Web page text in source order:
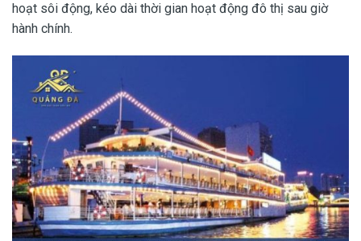
hoạt sôi động, kéo dài thời gian hoạt động đô thị sau giờ
hành chính.